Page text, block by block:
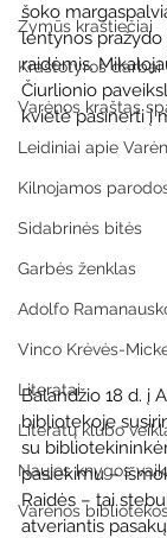
Žymūs kraštiečiai
Kraštotyros darbai
Varėnos kraštas
Leidiniai apie
Kilnojamos
Sidabrinės bitės
Garbės ženklas
Adolfo
Vinco Krėvės-
Literatai
Literatų klubo
Naujos knygos
Varėnos
šoko
lentynos pražydo
raidėmis.
Čiurlionio
kvietė pasinerti į
Balandžio 18 d. į
bibliotekoje
su
pasiekimu –
Raidės – tai
atveriantis